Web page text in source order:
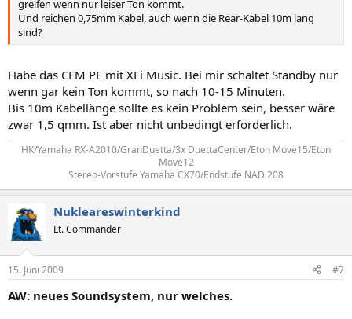
greifen wenn nur leiser Ton kommt.
Und reichen 0,75mm Kabel, auch wenn die Rear-Kabel 10m lang
sind?
Habe das CEM PE mit XFi Music. Bei mir schaltet Standby nur
wenn gar kein Ton kommt, so nach 10-15 Minuten.
Bis 10m Kabellänge sollte es kein Problem sein, besser wäre
zwar 1,5 qmm. Ist aber nicht unbedingt erforderlich.
HK/Yamaha RX-A2010/GranDuetta/3x DuettaCenter/Eton Move15/Eton
Move12
Stereo-Vorstufe Yamaha CX70/Endstufe NAD 208​
Nukleareswinterkind
Lt. Commander
15. Juni 2009 #7
AW: neues Soundsystem, nur welches.